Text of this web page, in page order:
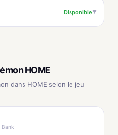
Disponible▼
HOME
dans HOME selon le jeu
Bank